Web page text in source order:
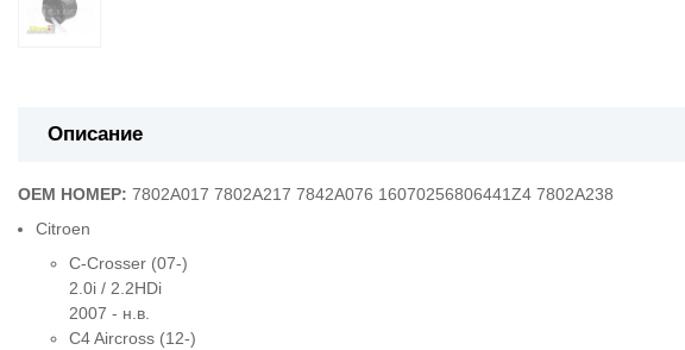
Описание
OEM НОМЕР: 7802A017 7802A217 7842A076 16070256806441Z4 7802A238
Citroen
C-Crosser (07-)
2.0i / 2.2HDi
2007 - н.в.
C4 Aircross (12-)